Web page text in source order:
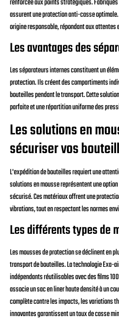
renforcée aux points stratégiques.
assurent une protection anti-casse
origine responsable, répondant aux
Les avantages des
Les séparateurs internes constituent un
protection. Ils créent des compartiments
bouteilles pendant le transport. Cette
parfaite et une répartition uniforme des
Les solutions en
sécuriser vos
L'expédition de bouteilles requiert une
solutions en mousse représentent une
sécurisé. Ces matériaux offrent une
vibrations, tout en respectant les normes
Les différents types de
Les mousses de protection se déclinent en
transport de bouteilles. La technologie Exa-
indépendants réutilisables avec des films
associe un sac en liner haute densité à un
complète contre les impacts, les variations
innovantes garantissent un taux de casse